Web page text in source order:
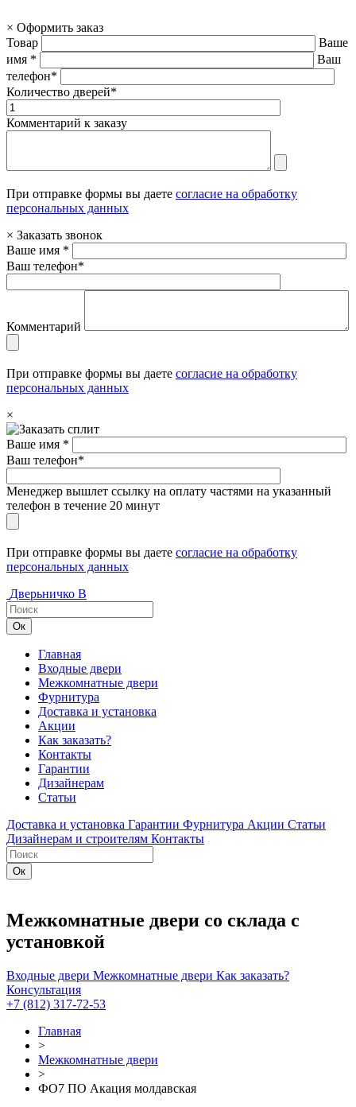
× Оформить заказ
Товар
Ваше
имя *
Ваш
телефон*
Количество дверей*
Комментарий к заказу
При отправке формы вы даете согласие на обработку
персональных данных
× Заказать звонок
Ваше имя *
Ваш телефон*
Комментарий
При отправке формы вы даете согласие на обработку
персональных данных
×
Ваше имя *
Ваш телефон*
Менеджер вышлет ссылку на оплату частями на указанный
телефон в течение 20 минут
При отправке формы вы даете согласие на обработку
персональных данных
Дверьничко В
Главная
Входные двери
Межкомнатные двери
Фурнитура
Доставка и установка
Акции
Как заказать?
Контакты
Гарантии
Дизайнерам
Статьи
Доставка и установка Гарантии Фурнитура Акции Статьи
Дизайнерам и строителям Контакты
Межкомнатные двери со склада с
установкой
Входные двери Межкомнатные двери Как заказать?
Консультация
+7 (812) 317-72-53
Главная
>
Межкомнатные двери
>
ФО7 ПО Акация молдавская